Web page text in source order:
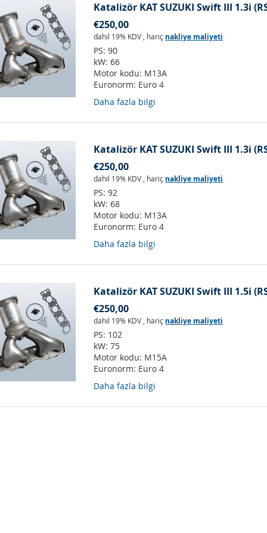
Katalizör KAT SUZUKI Swift III 1.3i
€250,00
dahil 19% KDV , hariç nakliye maliyeti
PS:90
kW:66
Motor kodu: M13A
Euronorm: Euro 4
Daha fazla bilgi
Katalizör KAT SUZUKI Swift III 1.3i
€250,00
dahil 19% KDV , hariç nakliye maliyeti
PS:92
kW:68
Motor kodu: M13A
Euronorm: Euro 4
Daha fazla bilgi
Katalizör KAT SUZUKI Swift III 1.5i
€250,00
dahil 19% KDV , hariç nakliye maliyeti
PS: 102
kW:75
Motor kodu: M15A
Euronorm: Euro 4
Daha fazla bilgi